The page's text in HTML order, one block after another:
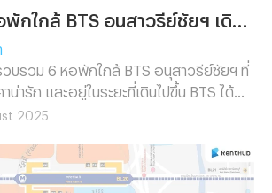
วบรวม 6 หอพักใกล้ BTS อนุสาวรีย์ชัยฯ ที่
น่ารัก และอยู่ในระยะที่เดินไปขึ้น BTS ได้
นวยความสะดวกที่ครบครันมาฝาก
2025